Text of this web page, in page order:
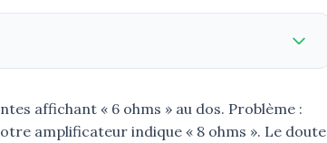
affichant « 6 ohms » au dos. Problème :
amplificateur indique « 8 ohms ». Le doute